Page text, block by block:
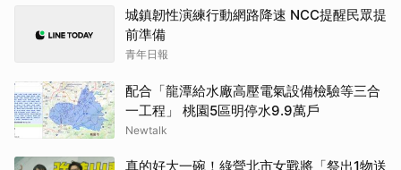
城鎮韌性演練行動網路降速 NCC提醒民眾提
前準備
青年日報
配合「龍潭給水廠高壓電氣設備檢驗等三合
一工程」 桃園5區明停水9.9萬戶
Newtalk
真的好大一碗！綠營北市女戰將「祭出1物送